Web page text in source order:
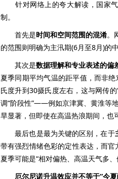
针对网络上的夸大解读，国家气
制。
首先是时间和空间范围的混淆。
的范围则明确为主汛期(6月至8月)的
其次是数据理解和专业表述的偏
夏季同期平均气温的距平值，而非
氏度升到30摄氏度左右，这与网传
调“阶段性”——例如京津冀、黄淮等
旱显著，但即使在高温热浪期间，也
最后也是最为关键的区别，在于
带有强烈情绪色彩的定性表达，而
夏季可能是“相对偏热、高温天气多
厄尔尼诺升温效应并不等于“今